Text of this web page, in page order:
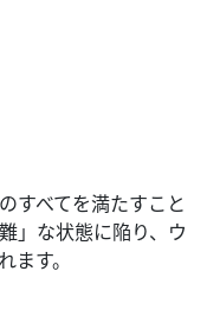
すべてを満たすこと
」な状態に陥り、ウ
す。